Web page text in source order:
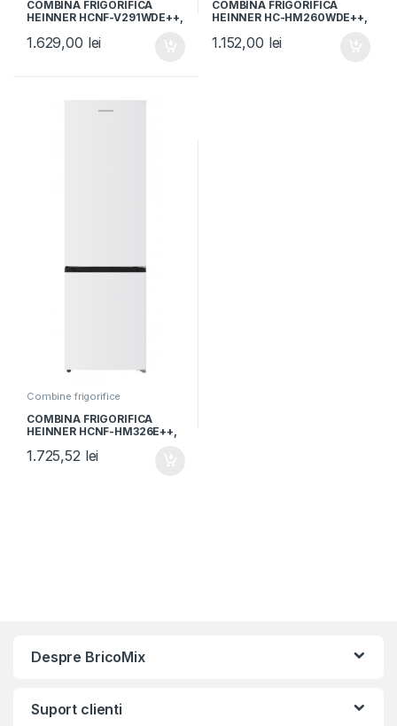
COMBINA FRIGORIFICA
HEINNER HCNF-V291WDE++,
Dozator de apa, Display
interior, Control electronic,
1.629,00 lei
COMBINA FRIGORIFICA
HEINNER HC-HM260WDE++,
electronic, Dozator de apa,
Iluminare LED, Usi
1.152,00 lei
Combine frigorifice
COMBINA FRIGORIFICA
HEINNER HCNF-HM326E++,
Display interior, Control
1.725,52 lei
Despre BricoMix
Suport clienti